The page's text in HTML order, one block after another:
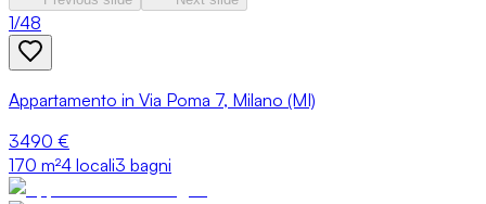
1/48
Appartamento in Via Poma 7, Milano (MI)
3490 €
170 m²4 locali3 bagni